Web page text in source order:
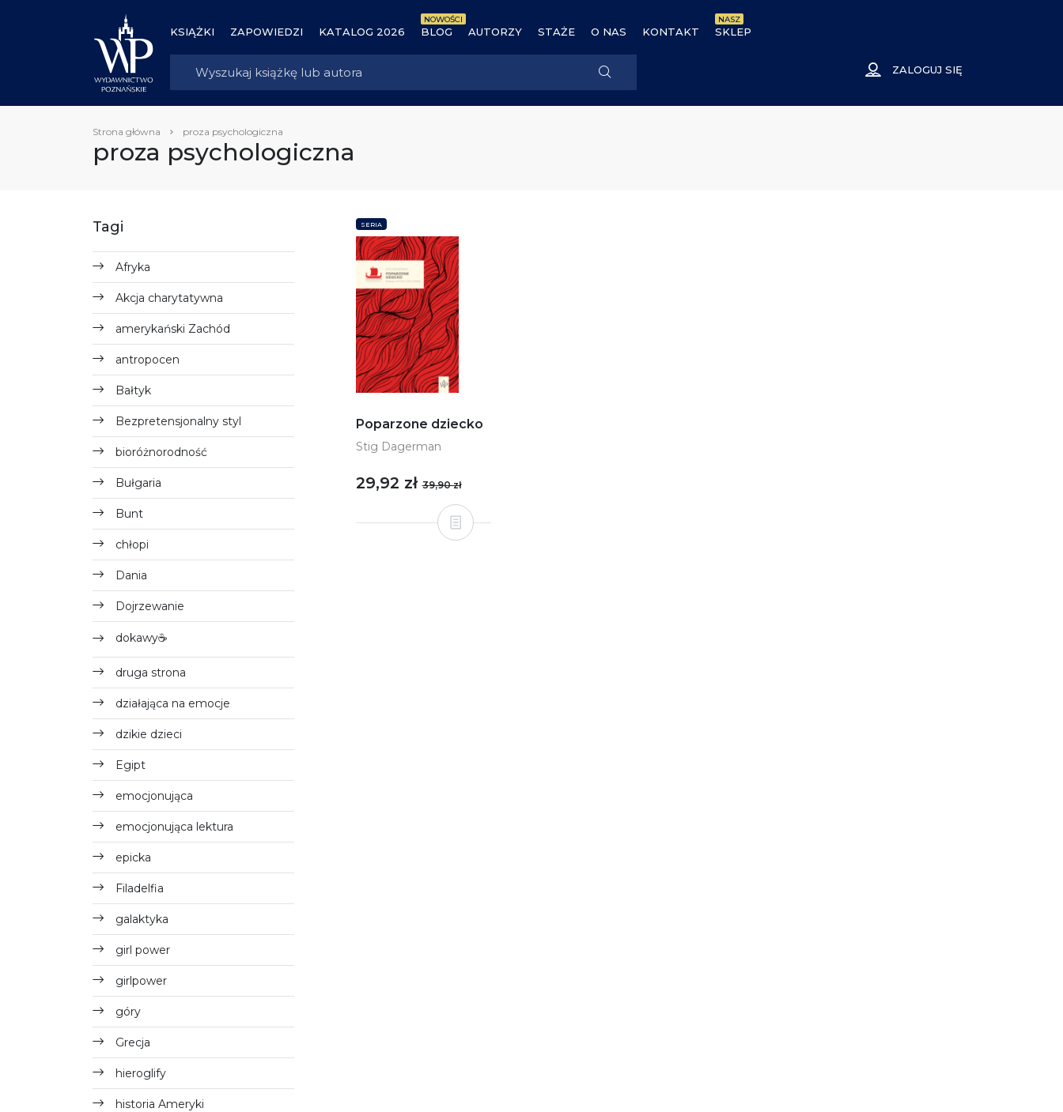
KSIĄŻKI ZAPOWIEDZI KATALOG 2026 BLOG
NOWOŚCI
AUTORZY STAŻE O NAS KONTAKT SKLEP
NASZ
ZALOGUJ SIĘ
Strona główna proza psychologiczna
proza psychologiczna
Tagi
Afryka
Akcja charytatywna
amerykański Zachód
antropocen
Bałtyk
Bezpretensjonalny styl
bioróżnorodność
Bułgaria
Bunt
chłopi
Dania
Dojrzewanie
dokawy☕
druga strona
działająca na emocje
dzikie dzieci
Egipt
emocjonująca
emocjonująca lektura
epicka
Filadelfia
galaktyka
girl power
girlpower
góry
Grecja
hieroglify
historia Ameryki
SERIA
Poparzone dziecko
Stig Dagerman
29,92 zł39,90 zł